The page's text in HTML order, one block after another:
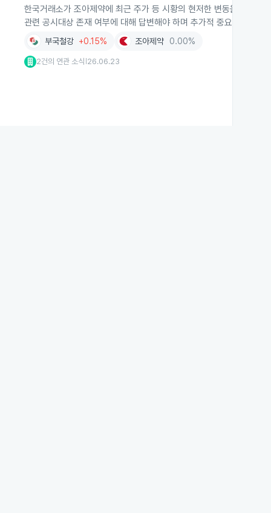
한국거래소가 조아제약에 최근 주가 등 시황의 현저한 변동을 이유
관련 공시대상 존재 여부에 대해 답변해야 하며 추가적 중요사항은 없
부국철강 +0.15% 조아제약 0.00%
2건의 연관 소식 26.06.23